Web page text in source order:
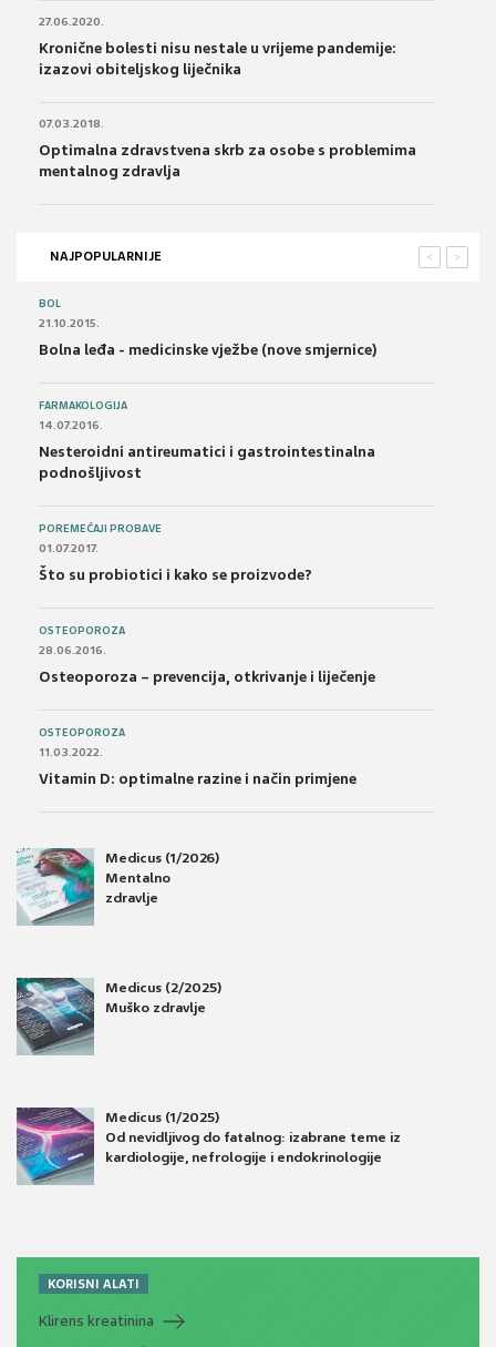
27.06.2020.
Kronične bolesti nisu nestale u vrijeme pandemije:
izazovi obiteljskog liječnika
07.03.2018.
Optimalna zdravstvena skrb za osobe s problemima
mentalnog zdravlja
NAJPOPULARNIJE >
<
BOL
21.10.2015.
Bolna leđa - medicinske vježbe (nove smjernice)
FARMAKOLOGIJA
14.07.2016.
Nesteroidni antireumatici i gastrointestinalna
podnošljivost
POREMEĆAJI PROBAVE
01.07.2017.
Što su probiotici i kako se proizvode?
OSTEOPOROZA
28.06.2016.
Osteoporoza – prevencija, otkrivanje i liječenje
OSTEOPOROZA
11.03.2022.
Vitamin D: optimalne razine i način primjene
Medicus (1/2026)
Mentalno
zdravlje
Medicus (2/2025)
Muško zdravlje
Medicus (1/2025)
Od nevidljivog do fatalnog: izabrane teme iz
kardiologije, nefrologije i endokrinologije
KORISNI ALATI
Klirens kreatinina